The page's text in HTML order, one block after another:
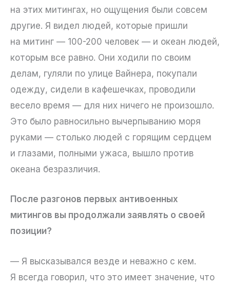
на этих митингах, но ощущения были совсем
другие. Я видел людей, которые пришли
на митинг — 100-200 человек — и океан людей,
которым все равно. Они ходили по своим
делам, гуляли по улице Вайнера, покупали
одежду, сидели в кафешечках, проводили
весело время — для них ничего не произошло.
Это было равносильно вычерпыванию моря
руками — столько людей с горящим сердцем
и глазами, полными ужаса, вышло против
океана безразличия.
После разгонов первых антивоенных
митингов вы продолжали заявлять о своей
позиции?
— Я высказывался везде и неважно с кем.
Я всегда говорил, что это имеет значение, что